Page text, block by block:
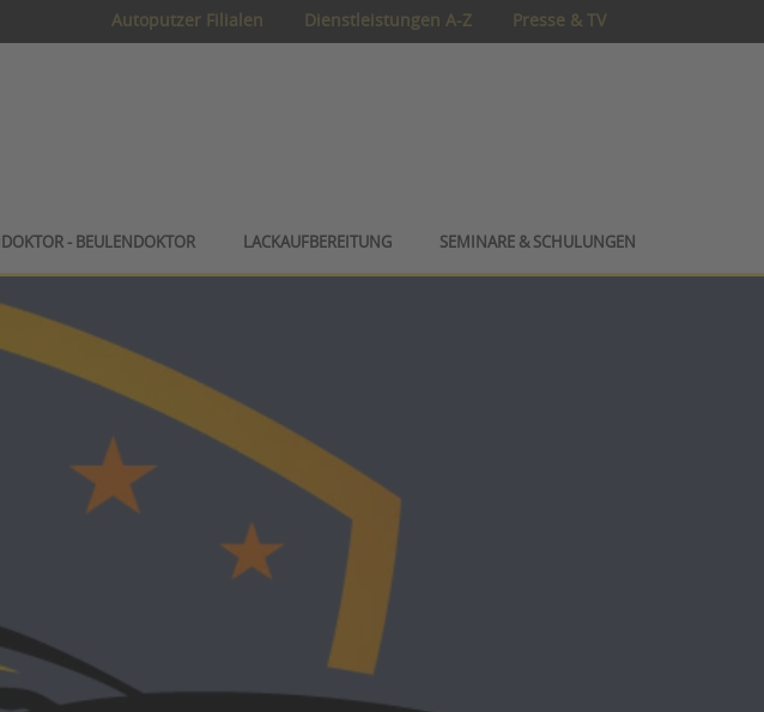
Autoputzer Filialen Dienstleistungen A-Z Presse & TV
- BEULENDOKTOR LACKAUFBEREITUNG SEMINARE & SCHULUNGEN